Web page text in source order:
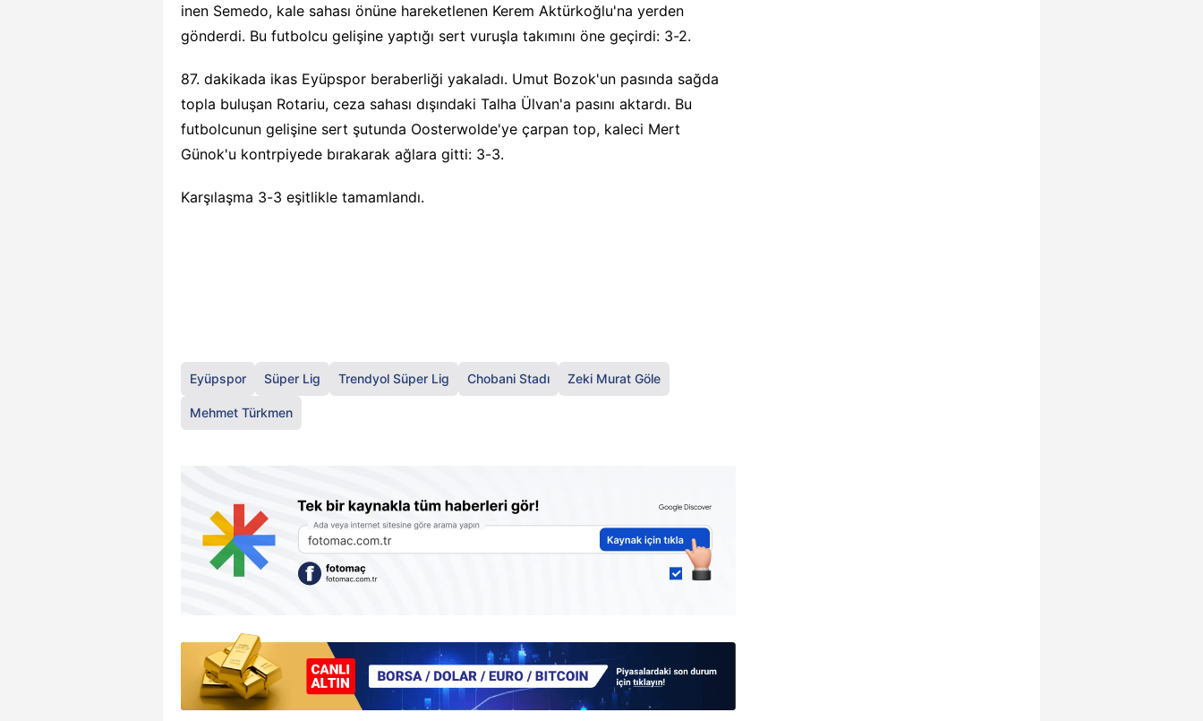
inen Semedo, kale sahası önüne hareketlenen Kerem Aktürkoğlu'na yerden
gönderdi. Bu futbolcu gelişine yaptığı sert vuruşla takımını öne geçirdi: 3-2.
87. dakikada ikas Eyüpspor beraberliği yakaladı. Umut Bozok'un pasında sağda
topla buluşan Rotariu, ceza sahası dışındaki Talha Ülvan'a pasını aktardı. Bu
futbolcunun gelişine sert şutunda Oosterwolde'ye çarpan top, kaleci Mert
Günok'u kontrpiyede bırakarak ağlara gitti: 3-3.
Karşılaşma 3-3 eşitlikle tamamlandı.
Eyüpspor Süper Lig Trendyol Süper Lig Chobani Stadı Zeki Murat Göle
Mehmet Türkmen